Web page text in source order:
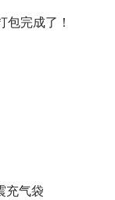
完成了！
充气袋